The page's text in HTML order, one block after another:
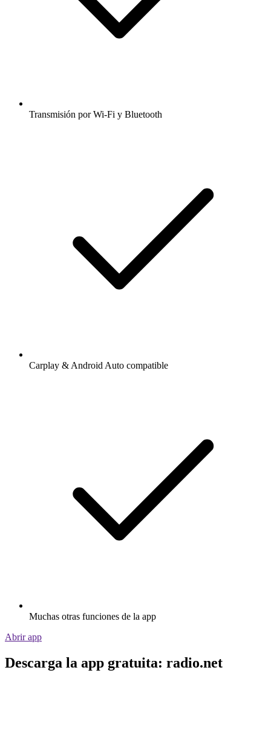
Transmisión por Wi-Fi y Bluetooth
Carplay & Android Auto compatible
Muchas otras funciones de la app
Abrir app
Descarga la app gratuita: radio.net